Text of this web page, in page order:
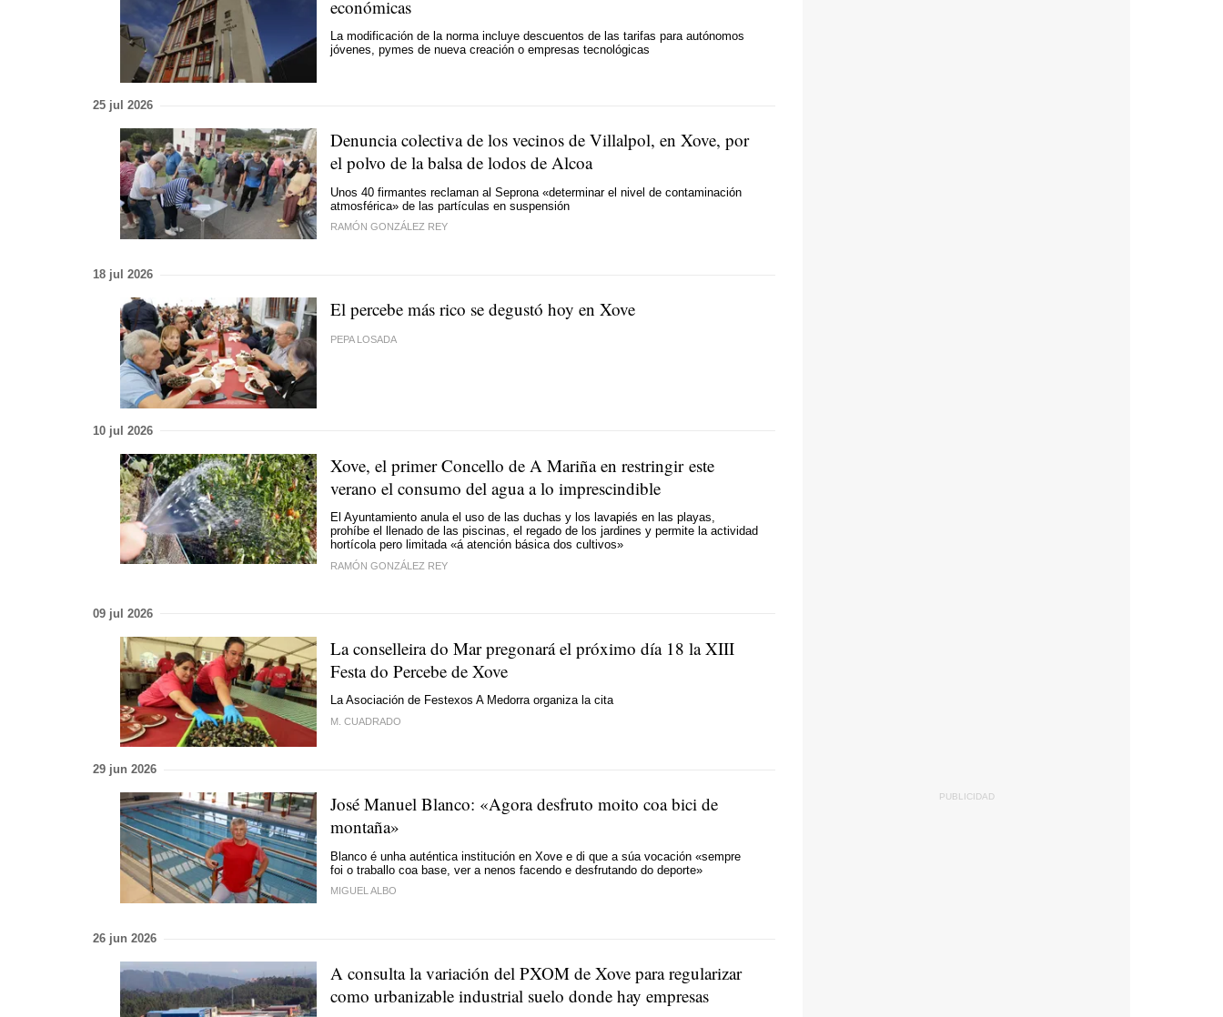
económicas
La modificación de la norma incluye descuentos de las tarifas para autónomos
jóvenes, pymes de nueva creación o empresas tecnológicas
25 jul 2026
Denuncia colectiva de los vecinos de Villalpol, en Xove, por
el polvo de la balsa de lodos de Alcoa
Unos 40 firmantes reclaman al Seprona «determinar el nivel de contaminación
atmosférica» de las partículas en suspensión
RAMÓN GONZÁLEZ REY
18 jul 2026
El percebe más rico se degustó hoy en Xove
PEPA LOSADA
10 jul 2026
Xove, el primer Concello de A Mariña en restringir este
verano el consumo del agua a lo imprescindible
El Ayuntamiento anula el uso de las duchas y los lavapiés en las playas,
prohíbe el llenado de las piscinas, el regado de los jardines y permite la actividad
hortícola pero limitada «á atención básica dos cultivos»
RAMÓN GONZÁLEZ REY
09 jul 2026
La conselleira do Mar pregonará el próximo día 18 la XIII
Festa do Percebe de Xove
La Asociación de Festexos A Medorra organiza la cita
M. CUADRADO
29 jun 2026
José Manuel Blanco: «Agora desfruto moito coa bici de
montaña»
Blanco é unha auténtica institución en Xove e di que a súa vocación «sempre
foi o traballo coa base, ver a nenos facendo e desfrutando do deporte»
MIGUEL ALBO
26 jun 2026
A consulta la variación del PXOM de Xove para regularizar
como urbanizable industrial suelo donde hay empresas